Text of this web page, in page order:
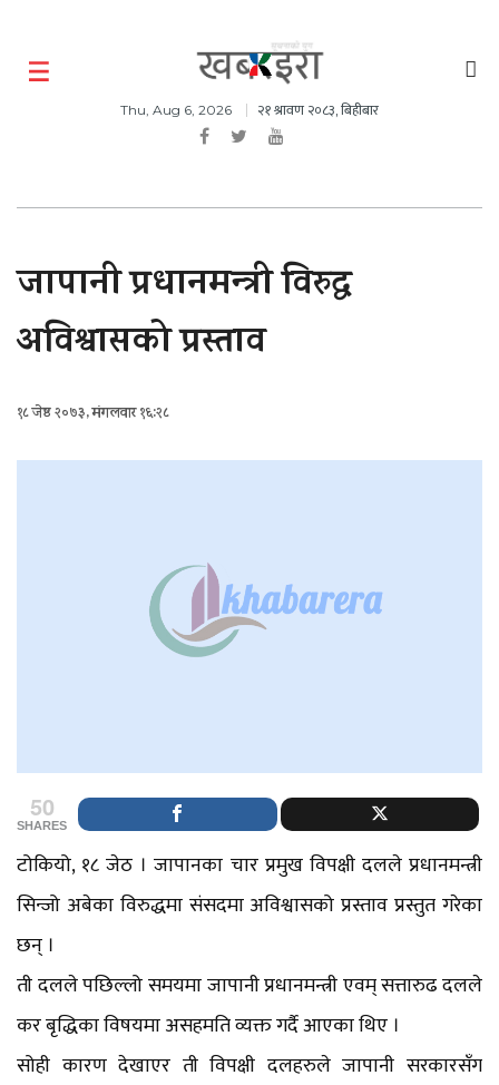
Thu, Aug 6, 2026 २१ श्रावण २०८३, बिहीबार
जापानी प्रधानमन्त्री विरुद्ध
अविश्वासको प्रस्ताव
१८ जेष्ठ २०७३, मंगलवार १६:२८
50
SHARES
टोकियो, १८ जेठ । जापानका चार प्रमुख विपक्षी दलले प्रधानमन्त्री
सिन्जो अबेका विरुद्धमा संसदमा अविश्वासको प्रस्ताव प्रस्तुत गरेका
छन् ।
ती दलले पछिल्लो समयमा जापानी प्रधानमन्त्री एवम् सत्तारुढ दलले
कर बृद्धिका विषयमा असहमति व्यक्त गर्दै आएका थिए ।
सोही कारण देखाएर ती विपक्षी दलहरुले जापानी सरकारसँग